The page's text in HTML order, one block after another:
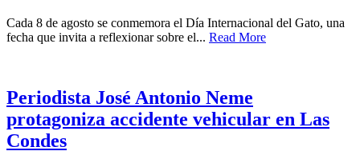
Cada 8 de agosto se conmemora el Día Internacional del Gato, una
fecha que invita a reflexionar sobre el... Read More
Periodista José Antonio Neme
protagoniza accidente vehicular en Las
Condes